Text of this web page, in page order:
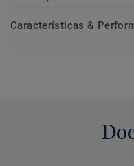
Características &